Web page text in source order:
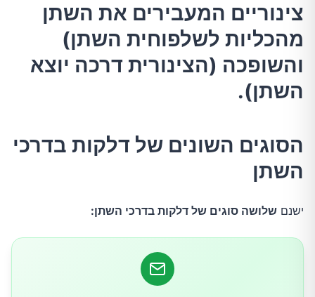
הגורמים העיקריים לדלקות בדרכי השתן
התסמינים העיקריים לדלקת בדרכי השתן
הטיפולים הטבעיים לדלקות בדרכי השתן
2.דאגו לרוויון גופכם
צינוריים המעבירים את השתן
מהכליות לשלפוחית השתן)
והשופכה (הצינורית דרכה יוצא
השתן).
הסוגים השונים של דלקות בדרכי
השתן
ישנם שלושה סוגים של דלקות בדרכי השתן: